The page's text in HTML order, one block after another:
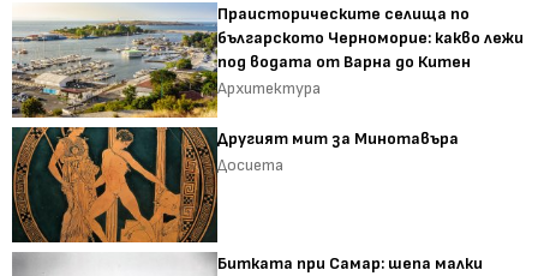
Праисторическите селища по
българското Черноморие: какво лежи
под водата от Варна до Китен
Архитектура
Другият мит за Минотавъра
Досиета
Битката при Самар: шепа малки